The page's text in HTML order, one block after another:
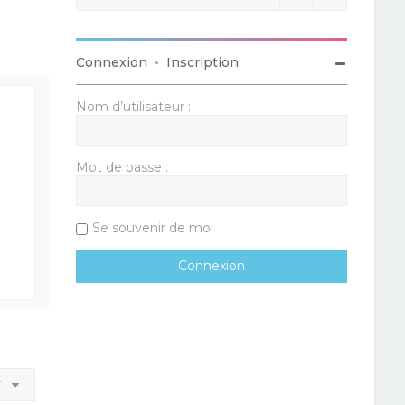
Connexion • Inscription
Nom d’utilisateur :
Mot de passe :
Se souvenir de moi